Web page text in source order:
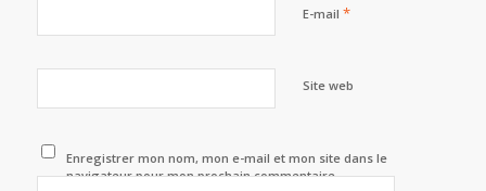
E-mail *
Site web
Enregistrer mon nom, mon e-mail et mon site dans le
navigateur pour mon prochain commentaire.